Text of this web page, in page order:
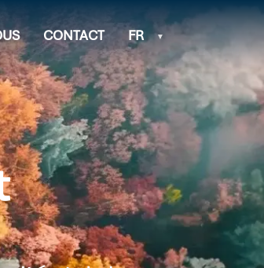
CONTACT FR